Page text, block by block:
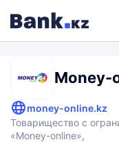
Money-
money-online.kz
Товарищество с
«Money-online»,